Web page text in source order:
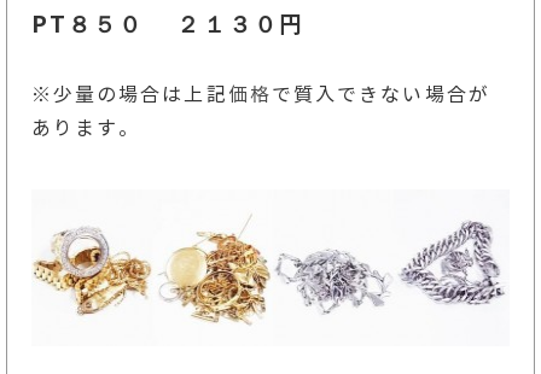
PT８５０ ２１３０円
※少量の場合は上記 価格で質入できない場合が
あります。